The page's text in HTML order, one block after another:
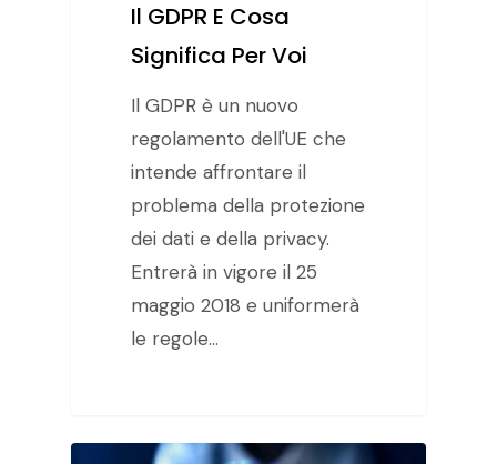
Il GDPR E Cosa
Significa Per Voi
Il GDPR è un nuovo
regolamento dell'UE che
intende affrontare il
problema della protezione
dei dati e della privacy.
Entrerà in vigore il 25
maggio 2018 e uniformerà
le regole…